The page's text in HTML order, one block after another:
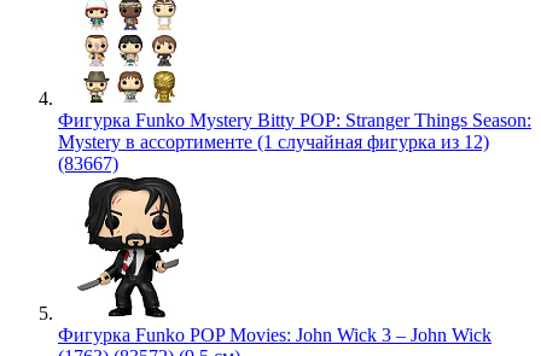
Фигурка Funko Mystery Bitty POP: Stranger Things Season:
Mystery в ассортименте (1 случайная фигурка из 12)
(83667)
Фигурка Funko POP Movies: John Wick 3 – John Wick